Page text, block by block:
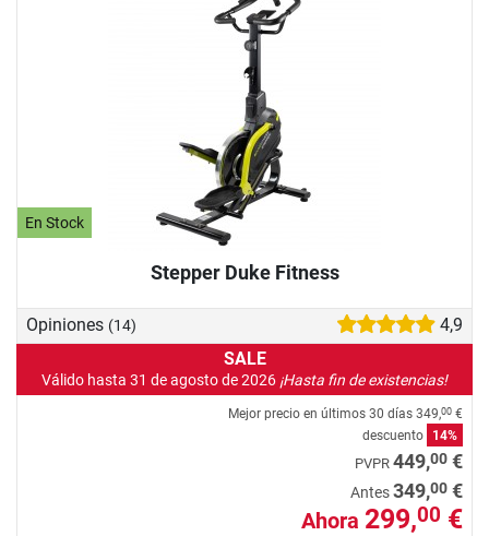
En Stock
Stepper Duke Fitness
Opiniones (14)
4,9
SALE
Válido hasta 31 de agosto de 2026 ¡Hasta fin de existencias!
Mejor precio en últimos 30 días 349,00 €
descuento
14%
PVPR 449,00 €
Antes349,00 €
Ahora 299,00 €